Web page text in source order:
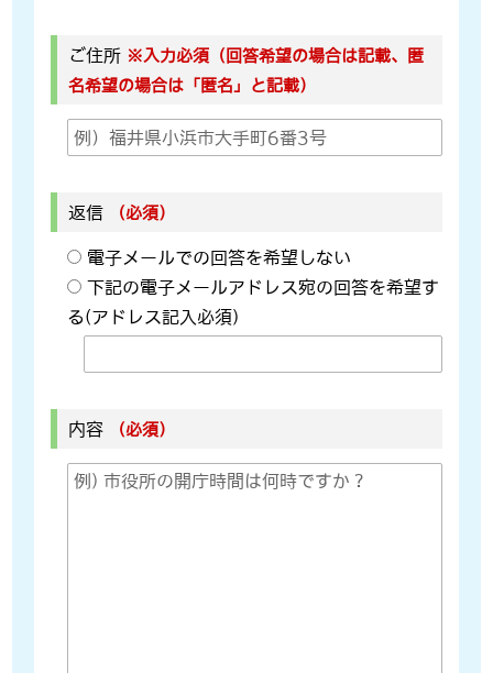
ご住所 ※入力必須（回答希望の場合は記載、匿
名希望の場合は「匿名」と記載）
返信 （必須）
電子メールでの回答を希望しない
下記の電子メールアドレス宛の回答を希望す
る(アドレス記入必須)
内容 （必須）